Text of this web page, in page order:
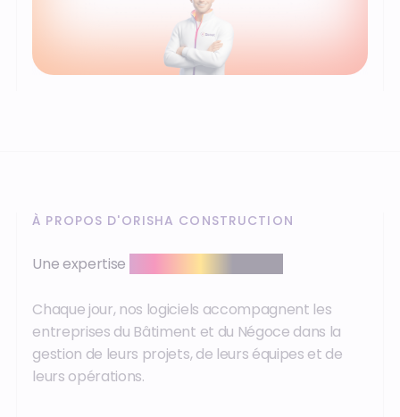
À PROPOS D'ORISHA CONSTRUCTION
Une expertise
Chaque jour, nos logiciels accompagnent les
entreprises du Bâtiment et du Négoce dans la
gestion de leurs projets, de leurs équipes et de
leurs opérations.